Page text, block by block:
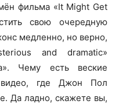
фильма «It Might Get
свою очередную
медленно, но верно,
and dramatic»
Чему есть веские
видео, где Джон Пол
Да ладно, скажете вы,